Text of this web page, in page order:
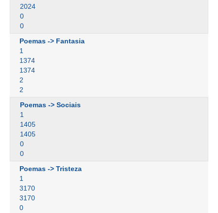
2024
0
0
Poemas -> Fantasia
1
1374
1374
2
2
Poemas -> Sociais
1
1405
1405
0
0
Poemas -> Tristeza
1
3170
3170
0